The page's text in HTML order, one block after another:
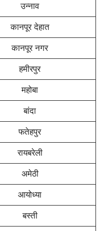
उन्नाव
कानपूर देहात
कानपूर नगर
हमीरपुर
महोबा
बांदा
फतेहपुर
रायबरेली
अमेठी
आयोध्या
बस्ती